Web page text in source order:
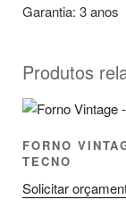
Garantia: 3 anos
Produtos
FORNO
TECNO
Solicitar